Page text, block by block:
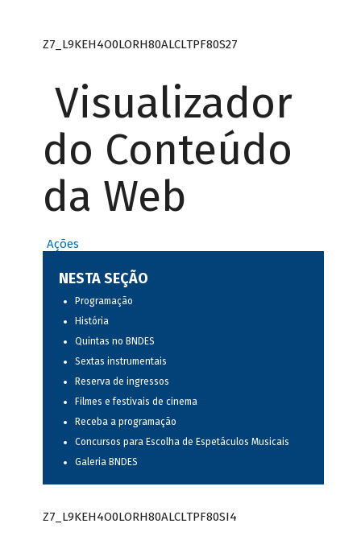
Z7_L9KEH4O0LORH80ALCLTPF80S27
Visualizador
do Conteúdo
da Web
Ações
NESTA SEÇÃO
Programação
História
Quintas no BNDES
Sextas instrumentais
Reserva de ingressos
Filmes e festivais de cinema
Receba a programação
Concursos para Escolha de Espetáculos Musicais
Galeria BNDES
Z7_L9KEH4O0LORH80ALCLTPF80SI4